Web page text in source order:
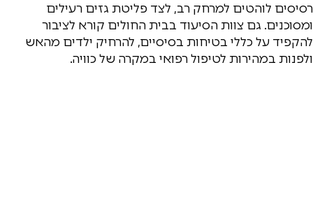
רסיסים לוהטים למרחק רב, לצד פליטת גזים רעילים
ומסוכנים. גם צוות הסיעוד בבית החולים קורא לציבור
להקפיד על כללי בטיחות בסיסיים, להרחיק ילדים מהאש
ולפנות במהירות לטיפול רפואי במקרה של כוויה.